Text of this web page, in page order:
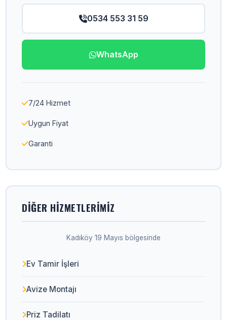
0534 553 31 59
WhatsApp
7/24 Hizmet
Uygun Fiyat
Garanti
DIĞER HIZMETLERIMIZ
Kadıköy 19 Mayıs bölgesinde
Ev Tamir İşleri
Avize Montajı
Priz Tadilatı